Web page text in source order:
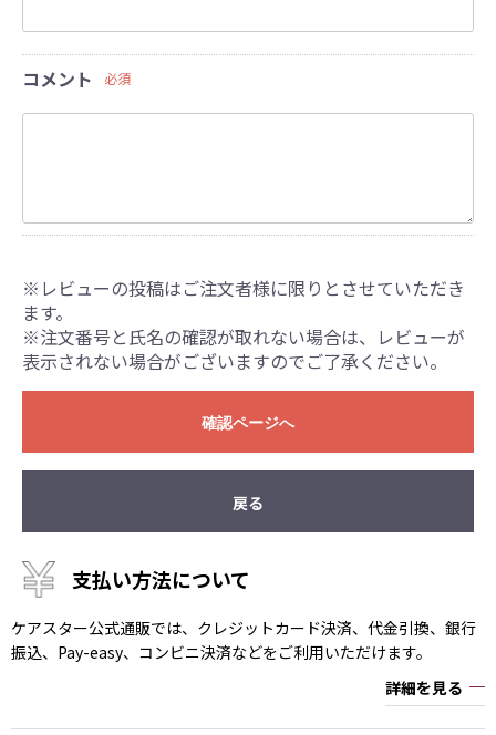
コメント 必須
※レビューの投稿はご注文者様に限りとさせていただき
ます。
※注文番号と氏名の確認が取れない場合は、レビューが
表示されない場合がございますのでご了承ください。
確認ページへ
戻る
支払い方法について
ケアスター公式通販では、クレジットカード決済、代金引換、銀行
振込、Pay-easy、コンビニ決済などをご利用いただけます。
詳細を見る